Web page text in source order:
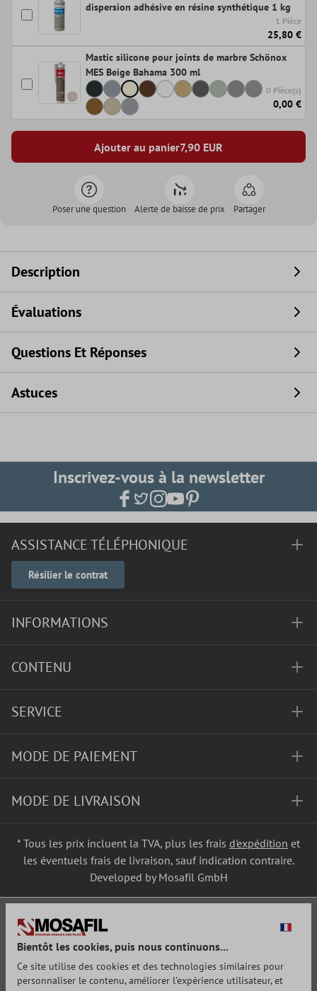
dispersion adhésive en résine synthétique 1 kg
1 Pièce
25,80 €
Mastic silicone pour joints de marbre Schönox
MES Beige Bahama 300 ml
0 Pièce(s)
0,00 €
Ajouter au panier7,90 EUR
Poser une question Alerte de baisse de prix Partager
Description
Évaluations
Questions Et Réponses
Astuces
Inscrivez-vous à la newsletter
ASSISTANCE TÉLÉPHONIQUE
Résilier le contrat
INFORMATIONS
CONTENU
SERVICE
MODE DE PAIEMENT
MODE DE LIVRAISON
* Tous les prix incluent la TVA, plus les frais d'expédition et
les éventuels frais de livraison, sauf indication contraire.
Developed by Mosafil GmbH
Bientôt les cookies, puis nous continuons...
Ce site utilise des cookies et des technologies similaires pour
personnaliser le contenu, améliorer l'expérience utilisateur, et